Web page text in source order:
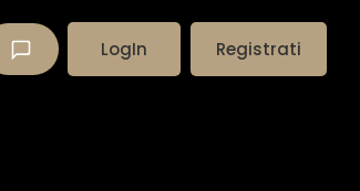
LogIn Registrati